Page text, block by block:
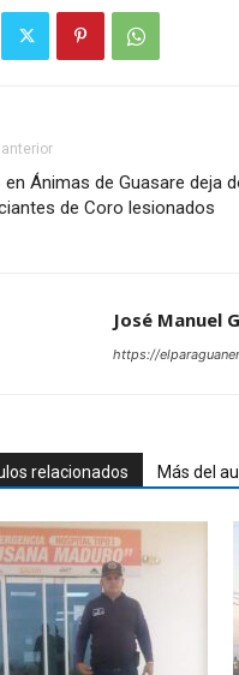
en Ánimas de Guasare deja
de Coro lesionados
José Manuel
https://
relacionados Más del